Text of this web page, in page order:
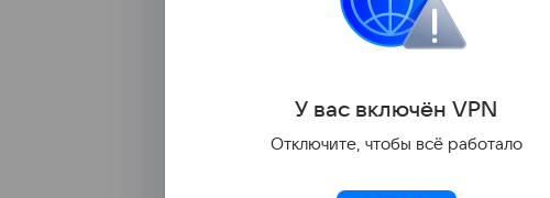
У вас включён VPN
Отключите, чтобы всё работало